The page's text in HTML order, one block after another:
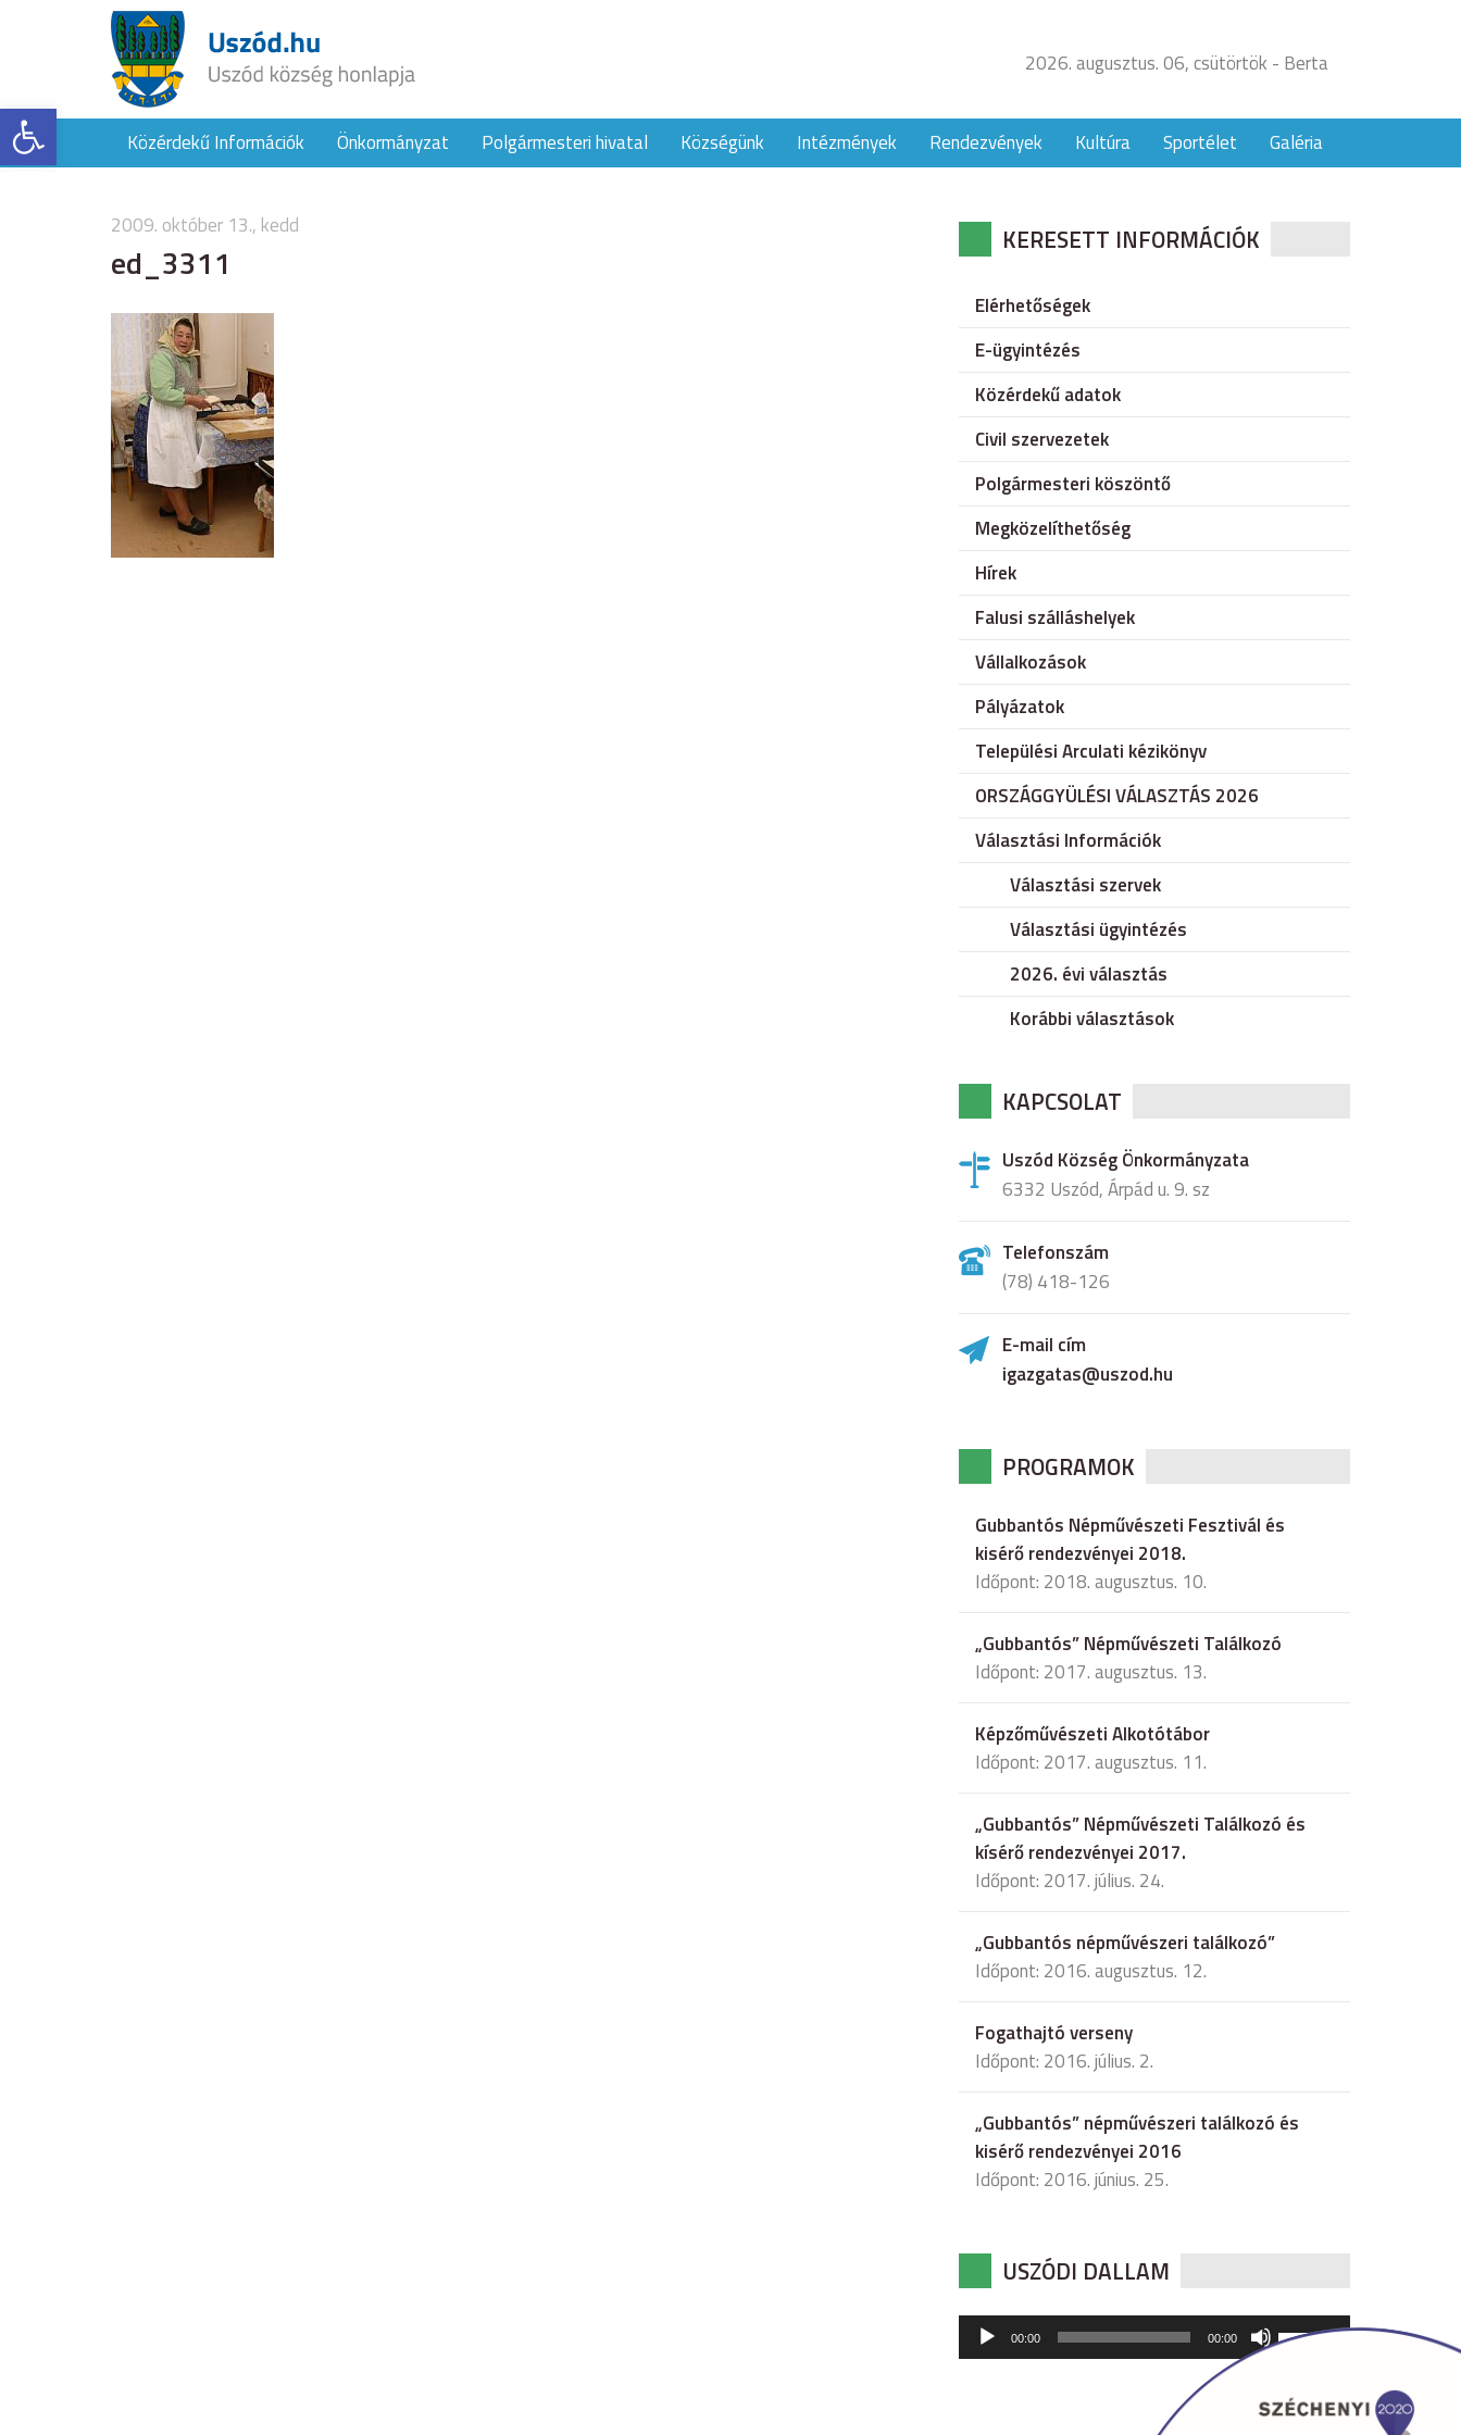
Eszköztár megnyitása
2026. augusztus. 06, csütörtök - Berta
Közérdekű Információk Önkormányzat Polgármesteri hivatal Községünk Intézmények Rendezvények Kultúra Sportélet Galéria
2009. október 13., kedd
ed_3311 KERESETT INFORMÁCIÓK
Elérhetőségek
E-ügyintézés
Közérdekű adatok
Civil szervezetek
Polgármesteri köszöntő
Megközelíthetőség
Hírek
Falusi szálláshelyek
Vállalkozások
Pályázatok
Települési Arculati kézikönyv
ORSZÁGGYÜLÉSI VÁLASZTÁS 2026
Választási Információk
Választási szervek
Választási ügyintézés
2026. évi választás
Korábbi választások
KAPCSOLAT
Uszód Község Önkormányzata
6332 Uszód, Árpád u. 9. sz
Telefonszám
(78) 418-126
E-mail cím
igazgatas@uszod.hu
PROGRAMOK
Gubbantós Népművészeti Fesztivál és
kisérő rendezvényei 2018.
Időpont: 2018. augusztus. 10.
„Gubbantós” Népművészeti Találkozó
Időpont: 2017. augusztus. 13.
Képzőművészeti Alkotótábor
Időpont: 2017. augusztus. 11.
„Gubbantós” Népművészeti Találkozó és
kísérő rendezvényei 2017.
Időpont: 2017. július. 24.
„Gubbantós népművészeri találkozó”
Időpont: 2016. augusztus. 12.
Fogathajtó verseny
Időpont: 2016. július. 2.
„Gubbantós” népművészeri találkozó és
kisérő rendezvényei 2016
Időpont: 2016. június. 25.
USZÓDI DALLAM
Audió
lejátszó
00:00 00:00
hangerő
csökkentéséhez